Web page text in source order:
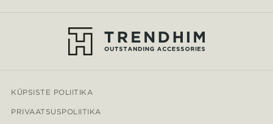
KÜPSISTE POLIITIKA
PRIVAATSUSPOLIITIKA